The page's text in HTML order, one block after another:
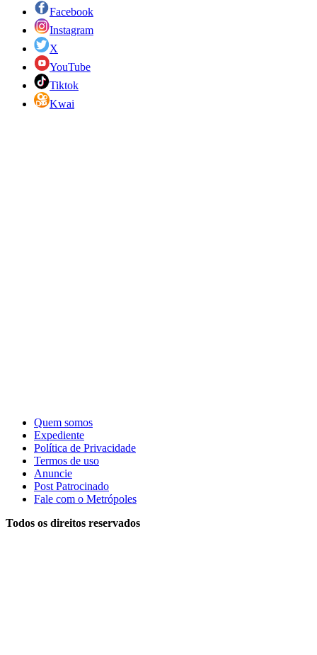
Facebook
Instagram
X
YouTube
Tiktok
Kwai
Quem somos
Expediente
Política de Privacidade
Termos de uso
Anuncie
Post Patrocinado
Fale com o Metrópoles
Todos os direitos reservados